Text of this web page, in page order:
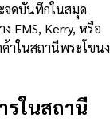
จดบันทึกในสมุด
EMS, Kerry, หรือ
าในสถานีพระโขนง
รในสถานี